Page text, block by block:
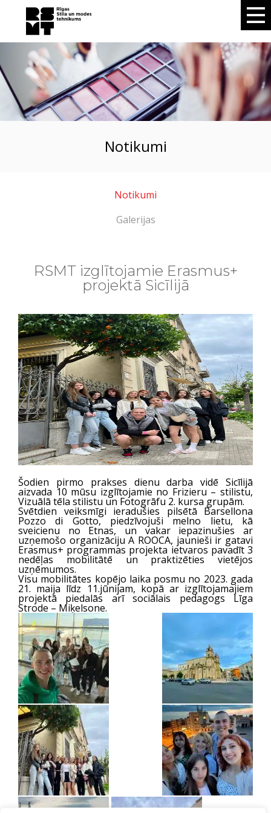
notikumi
Notikumi
Galerijas
RSMT izglītojamie Erasmus+
projektā Sicīlijā
Šodien pirmo prakses dienu darba vidē Sicīlijā
aizvada 10 mūsu izglītojamie no Frizieru – stilistu,
Vizuālā tēla stilistu un Fotogrāfu 2. kursa grupām.
Svētdien veiksmīgi ieradušies pilsētā Barsellona
Pozzo di Gotto, piedzīvojuši melno lietu, kā
sveicienu no Etnas, un vakar iepazinušies ar
uzņemošo organizāciju A ROOCA, jaunieši ir gatavi
Erasmus+ programmas projekta ietvaros pavadīt 3
nedēļas mobilitātē un praktizēties vietējos
uzņēmumos.
Visu mobilitātes kopējo laika posmu no 2023. gada
21. maija līdz 11.jūnijam, kopā ar izglītojamajiem
projektā piedalās arī sociālais pedagogs Līga
Strode – Miķelsone.